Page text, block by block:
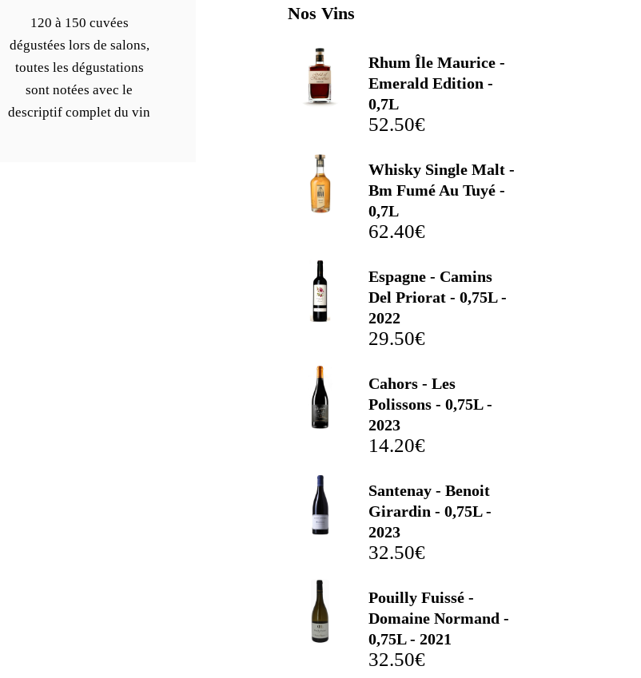
120 à 150 cuvées
dégustées lors de salons,
toutes les dégustations
sont notées avec le
descriptif complet du vin
Nos Vins
Rhum Île Maurice -
Emerald Edition -
0,7L
52.50€
Whisky Single Malt -
Bm Fumé Au Tuyé -
0,7L
62.40€
Espagne - Camins
Del Priorat - 0,75L -
2022
29.50€
Cahors - Les
Polissons - 0,75L -
2023
14.20€
Santenay - Benoit
Girardin - 0,75L -
2023
32.50€
Pouilly Fuissé -
Domaine Normand -
0,75L - 2021
32.50€